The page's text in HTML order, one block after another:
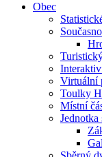
Obec
Virtuální
Toulky
Místní